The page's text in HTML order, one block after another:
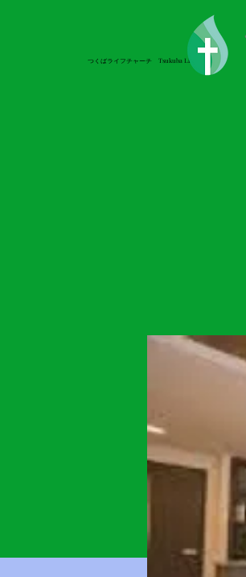
つくばライフチャーチ Tsukuba Life Church
つくばライフチャーチ Tsukuba Life Church